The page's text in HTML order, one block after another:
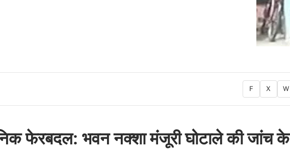
F X W
फेरबदल: भवन नक्शा मंजूरी घोटाले की जांच के